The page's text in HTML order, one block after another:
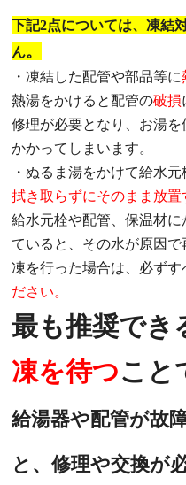
下記2点については、凍結
ん。
・凍結した配管や部品等に
熱湯をかけると配管の破損
修理が必要となり、お湯
かかってしまいます。
・ぬるま湯をかけて給水元
拭き取らずにそのまま放置
給水元栓や配管、保温材
ていると、その水が原因
凍を行った場合は、必ずす
ださい。
最も推奨でき
凍を待つこと
給湯器や配管が故
と、修理や交換が